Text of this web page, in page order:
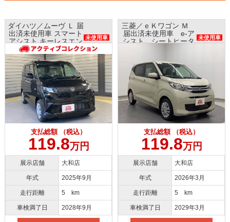
ダイハツ／ムーヴ Ｌ 届
出済未使用車 スマート
アシスト キーレスエン
トリー
未使用車
支払総額 （税込）
119.8万円
展示店舗 大和店
年式 2025年9月
走行距離 5 km
車検満了日 2028年9月
三菱／ｅＫワゴン Ｍ
届出済未使用車 e-ア
シスト シートヒータ 未使用車
支払総額 （税込）
119.8万円
展示店舗 大和店
年式 2026年3月
走行距離 5 km
車検満了日 2029年3月